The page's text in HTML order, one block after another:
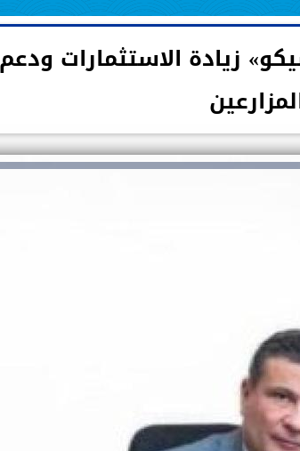
زيادة الاستثمارات